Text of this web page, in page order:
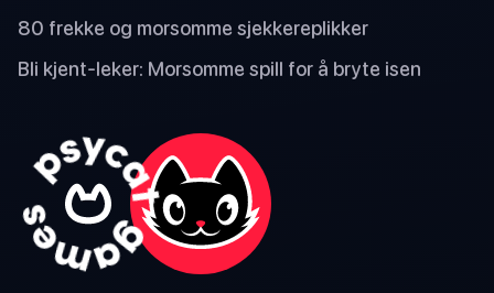
80 frekke og morsomme sjekkereplikker
Bli kjent-leker: Morsomme spill for å bryte isen